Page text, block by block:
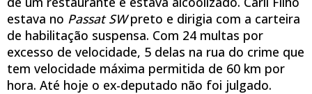
estava no Passat SWpreto e dirigia com a carteira
de habilitação suspensa. Com 24 multas por
excesso de velocidade, 5 delas na rua do crime que
tem velocidade máxima permitida de 60 km por
hora. Até hoje o ex-deputado não foi julgado.